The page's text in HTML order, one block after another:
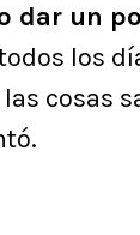
dar un
los
cosas